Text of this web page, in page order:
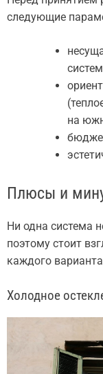
следующие
на
Плюсы и
Ни одна система
поэтому стоит
каждого
Холодное